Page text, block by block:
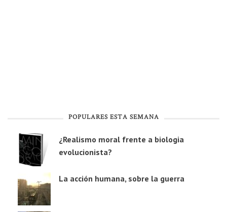
POPULARES ESTA SEMANA
¿Realismo moral frente a biologia
evolucionista?
La acción humana, sobre la guerra